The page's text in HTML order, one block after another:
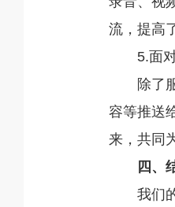
流，提高
5.面
除了
容等推送
来，共同
四、
我们